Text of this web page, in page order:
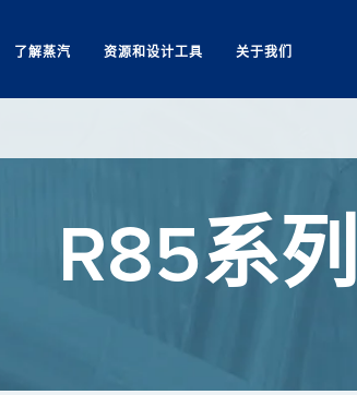
了解蒸汽 资源和设计工具 关于我们
R85系列